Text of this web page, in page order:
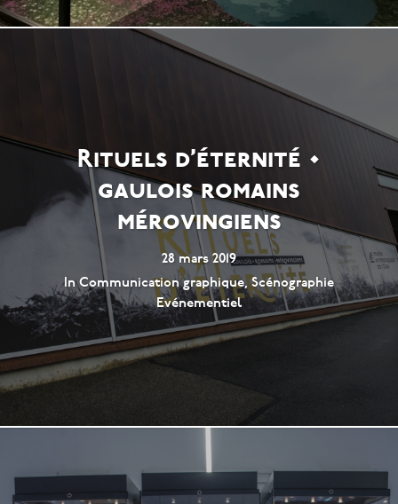
Rituels d’éternité •
gaulois romains
mérovingiens
28 mars 2019
InCommunication graphique,Scénographie
Evénementiel